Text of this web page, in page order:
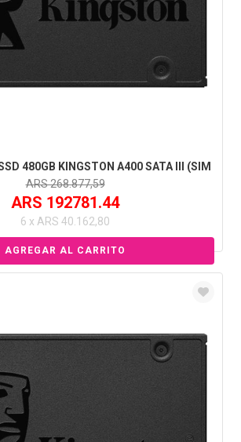
480GB KINGSTON A400 SATA III (SIM
ARS 268.877,59
ARS 192781.44
6 x ARS 40.162,80